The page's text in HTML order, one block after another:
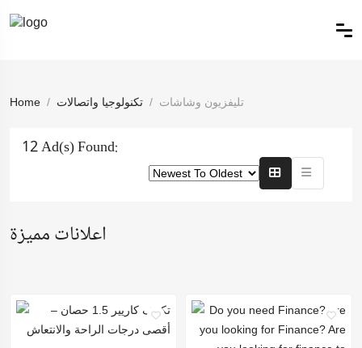
Home تكنولوجيا واتصالات تليفزيون وشاشات
12 Ad(s) Found:
اعلانات مميزة